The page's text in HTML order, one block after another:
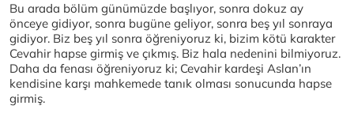
Bu arada bölüm günümüzde başlıyor, sonra dokuz ay
önceye gidiyor, sonra bugüne geliyor, sonra beş yıl sonraya
gidiyor. Biz beş yıl sonra öğreniyoruz ki, bizim kötü karakter
Cevahir hapse girmiş ve çıkmış. Biz hala nedenini bilmiyoruz.
Daha da fenası öğreniyoruz ki; Cevahir kardeşi Aslan’ın
kendisine karşı mahkemede tanık olması sonucunda hapse
girmiş.